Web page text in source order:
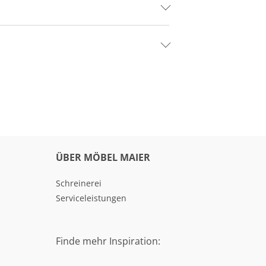
ÜBER MÖBEL MAIER
Schreinerei
Serviceleistungen
Finde mehr Inspiration: